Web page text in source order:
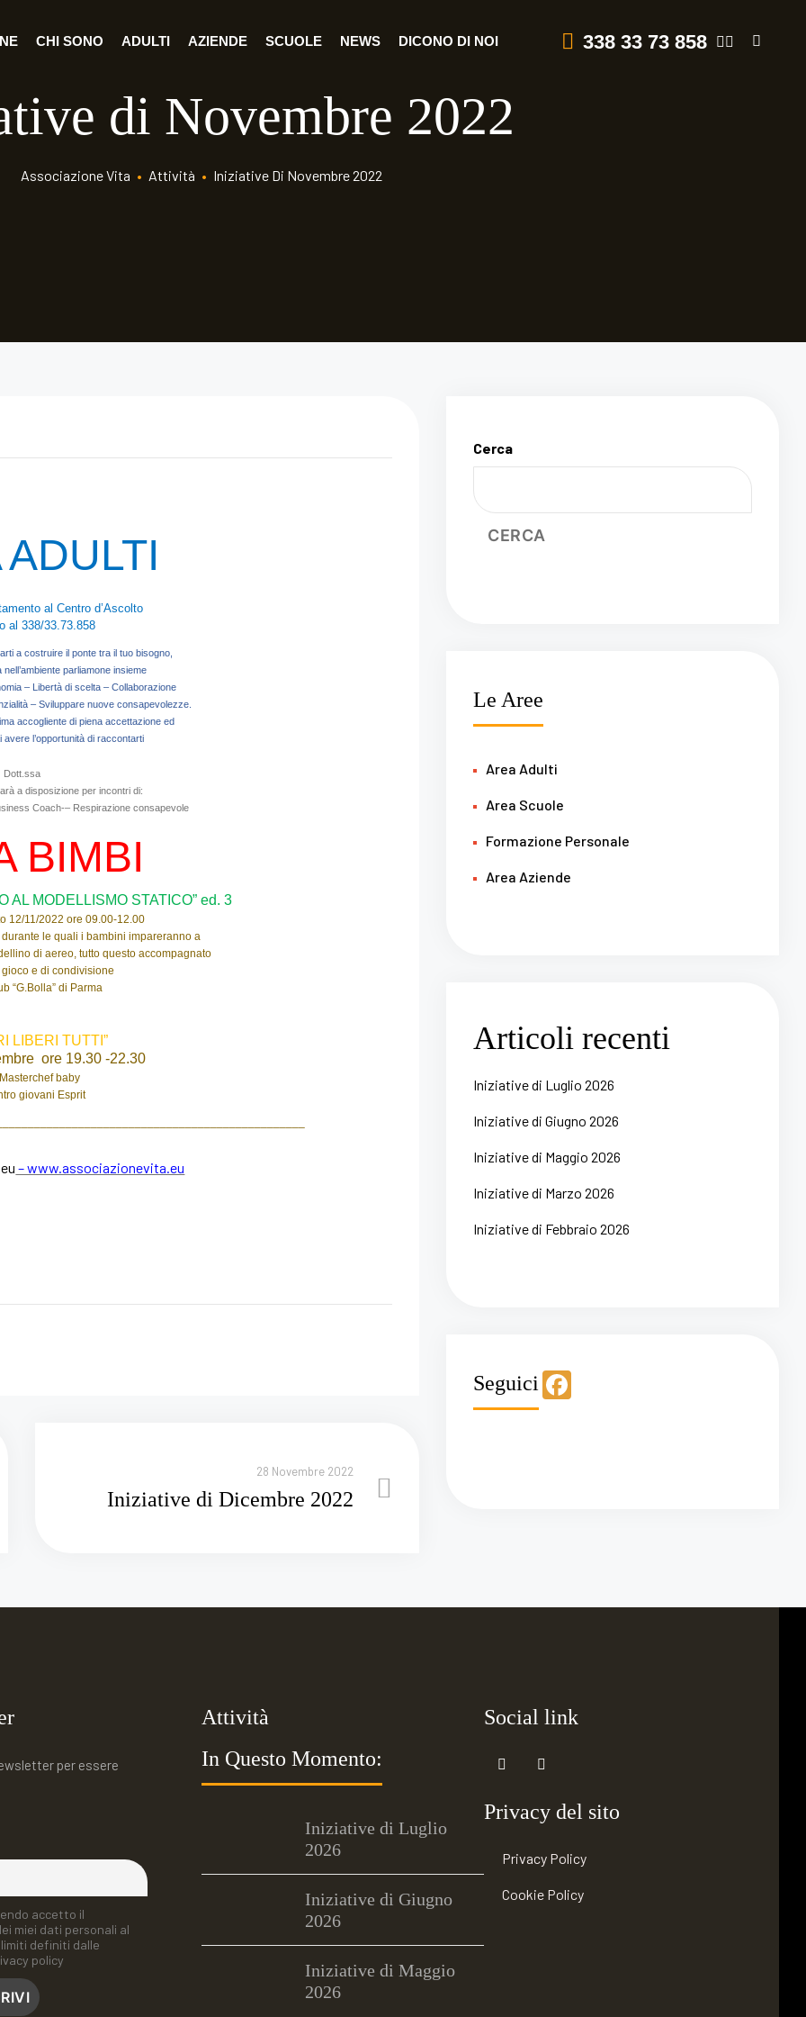
CHI SONO ADULTI AZIENDE SCUOLE NEWS DICONO DI NOI 338 33 73 858
di Novembre 2022
Associazione Vita • Attività • Iniziative Di Novembre 2022
al Centro d’Ascolto
al 338/33.73.858
a costruire il ponte tra il tuo bisogno,
parliamone insieme
– Libertà di scelta – Collaborazione
– Sviluppare nuove consapevolezze.
accogliente di piena accettazione ed
l’opportunità di raccontarti
Dott.ssa
a disposizione per incontri di:
Coach-– Respirazione consapevole
BIMBI
AL MODELLISMO STATICO” ed. 3
12/11/2022 ore 09.00-12.00
le quali i bambini impareranno a
di aereo, tutto questo accompagnato
e di condivisione
“G.Bolla” di Parma
LIBERI TUTTI”
ore 19.30 -22.30
baby
giovani Esprit
– www.associazionevita.eu
28 Novembre 2022
Iniziative di Dicembre 2022
Cerca
CERCA
Le Aree
Area Adulti
Area Scuole
Formazione Personale
Area Aziende
Articoli recenti
Iniziative di Luglio 2026
Iniziative di Giugno 2026
Iniziative di Maggio 2026
Iniziative di Marzo 2026
Iniziative di Febbraio 2026
Seguici
per essere
accetto il
miei dati personali al
definiti dalle
policy
Attività
In Questo Momento:
Iniziative di Luglio
2026
Iniziative di Giugno
2026
Iniziative di Maggio
2026
Social link
Privacy del sito
Privacy Policy
Cookie Policy